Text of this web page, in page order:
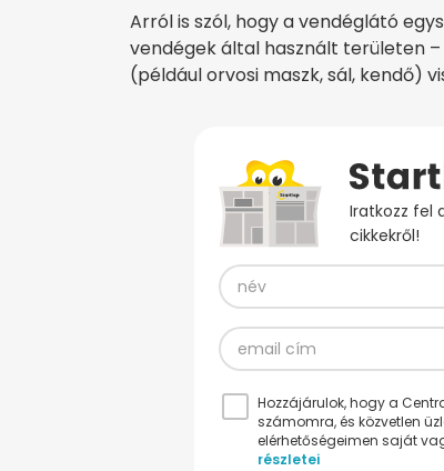
Arról is szól, hogy a vendéglátó
vendégek által használt területen
(például orvosi maszk, sál, kendő)
Iratkozz fel
cikkekről!
Hozzájárulok, hogy a
számomra, és közvetlen
elérhetőségeimen saját
részletei